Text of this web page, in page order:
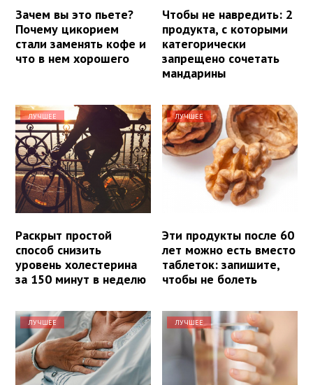
Зачем вы это пьете?
Почему цикорием
стали заменять кофе и
что в нем хорошего
Чтобы не навредить: 2
продукта, с которыми
категорически
запрещено сочетать
мандарины
ЛУЧШЕЕ
Раскрыт простой
способ снизить
уровень холестерина
за 150 минут в неделю
ЛУЧШЕЕ
Эти продукты после 60
лет можно есть вместо
таблеток: запишите,
чтобы не болеть
ЛУЧШЕЕ ЛУЧШЕЕ